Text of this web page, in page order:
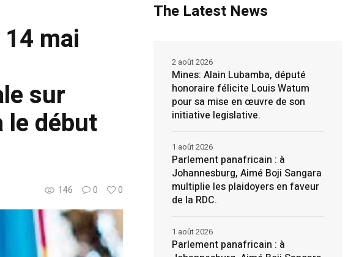
mai
sur
le début
146 0 0
The Latest News
Mines: Alain Lubamba, député
honoraire félicite Louis Watum
pour sa mise en œuvre de son
initiative legislative.
2 août 2026
Parlement panafricain : à
Johannesburg, Aimé Boji Sangara
multiplie les plaidoyers en faveur
de la RDC.
1 août 2026
Parlement panafricain : à
1 août 2026